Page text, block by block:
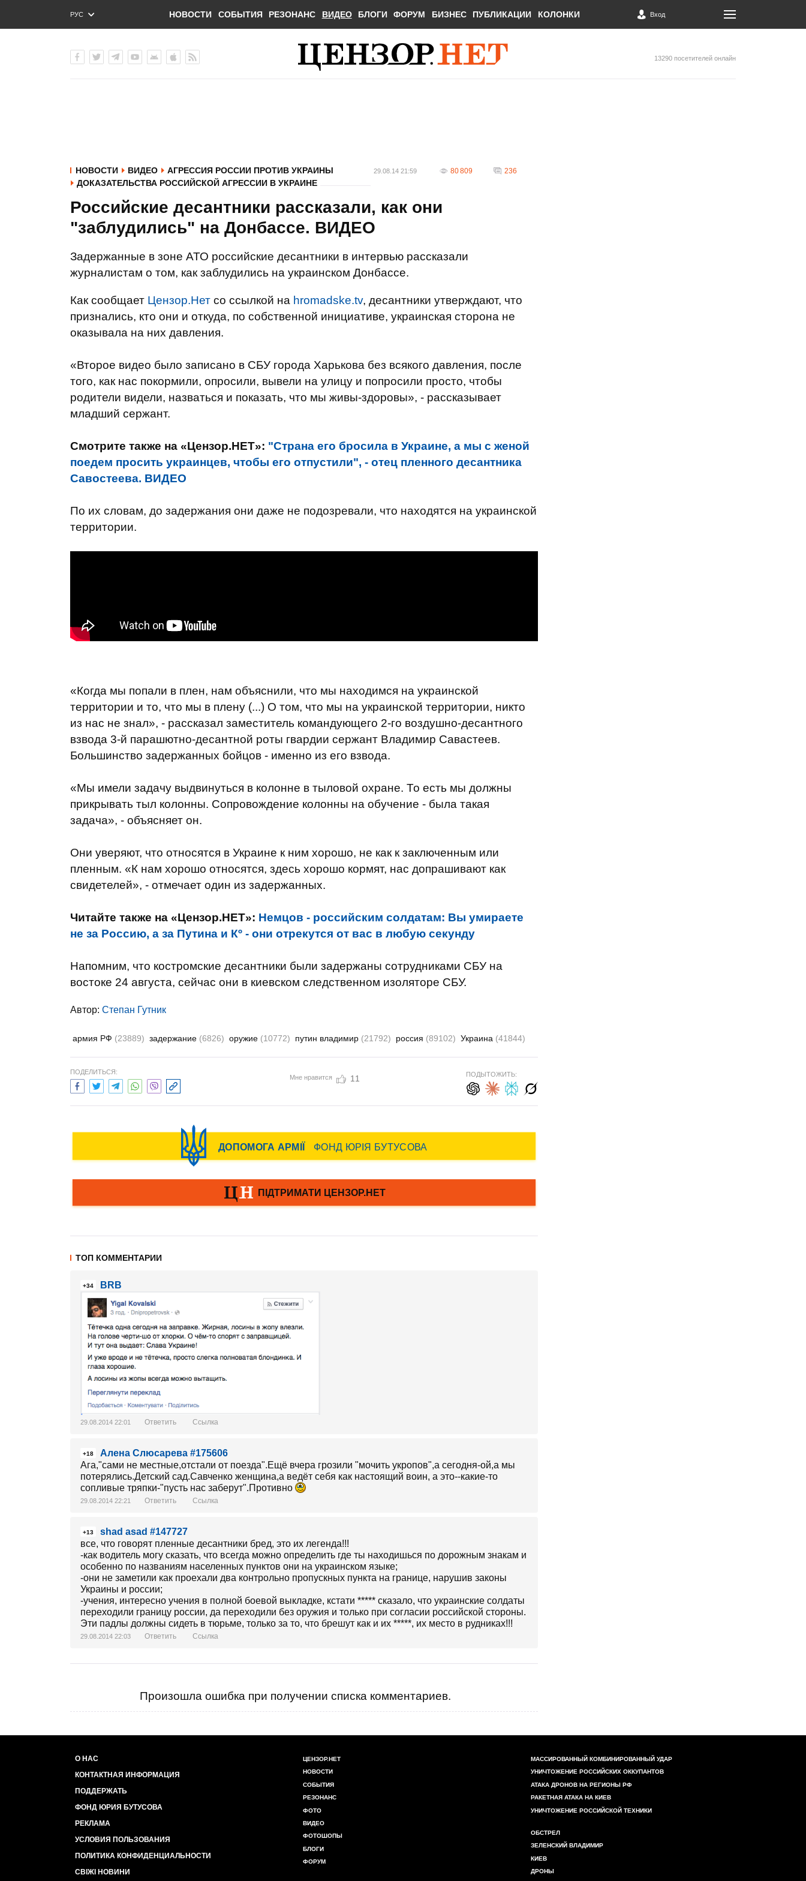
РУС
ENG
НОВОСТИ СОБЫТИЯ РЕЗОНАНС ВИДЕО БЛОГИ ФОРУМ БИЗНЕС ПУБЛИКАЦИИ КОЛОНКИ Вход
13290 посетителей онлайн
НОВОСТИ ВИДЕО
АГРЕССИЯ РОССИИ ПРОТИВ УКРАИНЫ
ДОКАЗАТЕЛЬСТВА РОССИЙСКОЙ АГРЕССИИ В УКРАИНЕ
29.08.14 21:59 80 809 236
Российские десантники рассказали, как они
"заблудились" на Донбассе. ВИДЕО
Задержанные в зоне АТО российские десантники в интервью рассказали
журналистам о том, как заблудились на украинском Донбассе.
Как сообщает Цензор.Нет со ссылкой на hromadske.tv, десантники утверждают, что
признались, кто они и откуда, по собственной инициативе, украинская сторона не
оказывала на них давления.
«Второе видео было записано в СБУ города Харькова без всякого давления, после
того, как нас покормили, опросили, вывели на улицу и попросили просто, чтобы
родители видели, назваться и показать, что мы живы-здоровы», - рассказывает
младший сержант.
Смотрите также на «Цензор.НЕТ»: "Страна его бросила в Украине, а мы с женой
поедем просить украинцев, чтобы его отпустили", - отец пленного десантника
Савостеева. ВИДЕО
По их словам, до задержания они даже не подозревали, что находятся на украинской
территории.
«Когда мы попали в плен, нам объяснили, что мы находимся на украинской
территории и то, что мы в плену (...) О том, что мы на украинской территории, никто
из нас не знал», - рассказал заместитель командующего 2-го воздушно-десантного
взвода 3-й парашютно-десантной роты гвардии сержант Владимир Савастеев.
Большинство задержанных бойцов - именно из его взвода.
«Мы имели задачу выдвинуться в колонне в тыловой охране. То есть мы должны
прикрывать тыл колонны. Сопровождение колонны на обучение - была такая
задача», - объясняет он.
Они уверяют, что относятся в Украине к ним хорошо, не как к заключенным или
пленным. «К нам хорошо относятся, здесь хорошо кормят, нас допрашивают как
свидетелей», - отмечает один из задержанных.
Читайте также на «Цензор.НЕТ»: Немцов - российским солдатам: Вы умираете
не за Россию, а за Путина и Кº - они отрекутся от вас в любую секунду
Напомним, что костромские десантники были задержаны сотрудниками СБУ на
востоке 24 августа, сейчас они в киевском следственном изоляторе СБУ.
Автор: Степан Гутник
армия РФ (23889) задержание (6826) оружие (10772) путин владимир (21792) россия (89102) Украина (41844)
ПОДЕЛИТЬСЯ:
Мне нравится 11 ПОДЫТОЖИТЬ:
ТОП КОММЕНТАРИИ
+34 BRB
29.08.2014 22:01 Ответить Ссылка
+18
Алена Слюсарева #175606
Ага,"сами не местные,отстали от поезда".Ещё вчера грозили "мочить укропов",а сегодня-ой,а мы
потерялись.Детский сад.Савченко женщина,а ведёт себя как настоящий воин, а это--какие-то
сопливые тряпки-"пусть нас заберут".Противно
29.08.2014 22:21 Ответить Ссылка
+13
shad asad #147727
все, что говорят пленные десантники бред, это их легенда!!!
-как водитель могу сказать, что всегда можно определить где ты находишься по дорожным знакам и
особенно по названиям населенных пунктов они на украинском языке;
-они не заметили как проехали два контрольно пропускных пункта на границе, нарушив законы
Украины и россии;
-учения, интересно учения в полной боевой выкладке, кстати ***** сказало, что украинские солдаты
переходили границу россии, да переходили без оружия и только при согласии российской стороны.
Эти падлы должны сидеть в тюрьме, только за то, что брешут как и их *****, их место в рудниках!!!
29.08.2014 22:03 Ответить Ссылка
Произошла ошибка при получении списка комментариев.
О НАС
КОНТАКТНАЯ ИНФОРМАЦИЯ
ПОДДЕРЖАТЬ
ФОНД ЮРИЯ БУТУСОВА
РЕКЛАМА
УСЛОВИЯ ПОЛЬЗОВАНИЯ
ПОЛИТИКА КОНФИДЕНЦИАЛЬНОСТИ
СВІЖІ НОВИНИ
ЦЕНЗОР.НЕТ
НОВОСТИ
СОБЫТИЯ
РЕЗОНАНС
ФОТО
ВИДЕО
ФОТОШОПЫ
БЛОГИ
ФОРУМ
МАССИРОВАННЫЙ КОМБИНИРОВАННЫЙ УДАР
УНИЧТОЖЕНИЕ РОССИЙСКИХ ОККУПАНТОВ
АТАКА ДРОНОВ НА РЕГИОНЫ РФ
РАКЕТНАЯ АТАКА НА КИЕВ
УНИЧТОЖЕНИЕ РОССИЙСКОЙ ТЕХНИКИ
ОБСТРЕЛ
ЗЕЛЕНСКИЙ ВЛАДИМИР
КИЕВ
ДРОНЫ